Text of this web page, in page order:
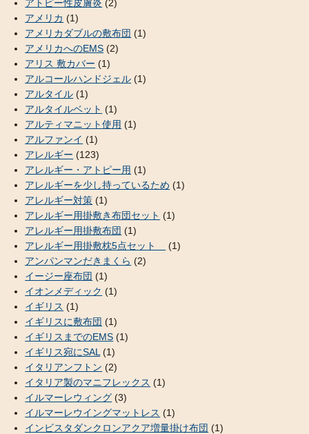
アトピー性皮膚炎 (2)
アメリカ (1)
アメリカダブルの敷布団 (1)
アメリカへのEMS (2)
アリス 敷カバー (1)
アルコールハンドジェル (1)
アルタイル (1)
アルタイルベット (1)
アルティマニット使用 (1)
アルファンイ (1)
アレルギー (123)
アレルギー・アトピー用 (1)
アレルギーを少し持っているため (1)
アレルギー対策 (1)
アレルギー用掛敷き布団セット (1)
アレルギー用掛敷布団 (1)
アレルギー用掛敷枕5点セット
(1)
アンパンマンだきまくら (2)
イージー座布団 (1)
イオンメディック (1)
イギリス (1)
イギリスに敷布団 (1)
イギリスまでのEMS (1)
イギリス宛にSAL (1)
イタリアンフトン (2)
イタリア製のマニフレックス (1)
イルマーレウィング (3)
イルマーレウイングマットレス (1)
インビスタダンクロンアクア増量掛け布団 (1)